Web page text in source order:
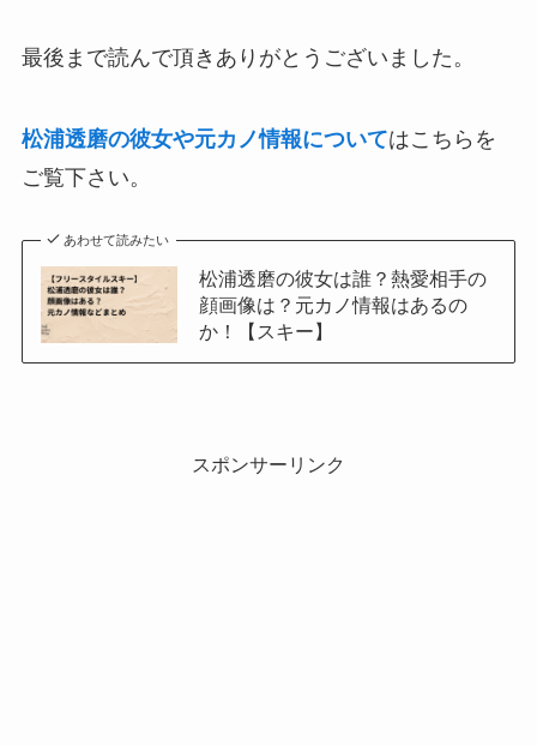
最後まで読んで頂きありがとうございました。
松浦透磨の彼女や元カノ情報についてはこちらを
ご覧下さい。
あわせて読みたい
松浦透磨の彼女は誰？熱愛相手の
顔画像は？元カノ情報はあるの
か！【スキー】
スポンサーリンク